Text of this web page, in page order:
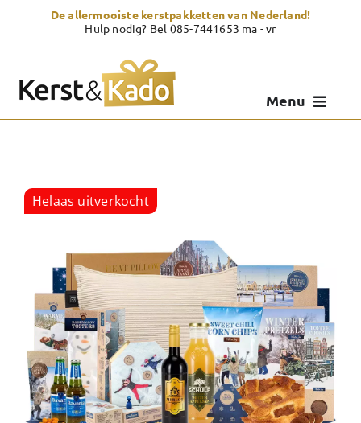
De allermooiste kerstpakketten van Nederland!
Hulp nodig? Bel 085-7441653 ma - vr
Menu
Showroom
Over Kerst & Kado
Helaas uitverkocht